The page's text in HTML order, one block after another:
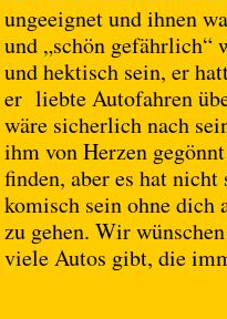
ungeeignet und ihnen
und „schön
und hektisch sein, er
er liebte Autofahren
wäre sicherlich nach
ihm von Herzen
finden, aber es hat
komisch sein ohne dich
zu gehen. Wir
viele Autos gibt, die